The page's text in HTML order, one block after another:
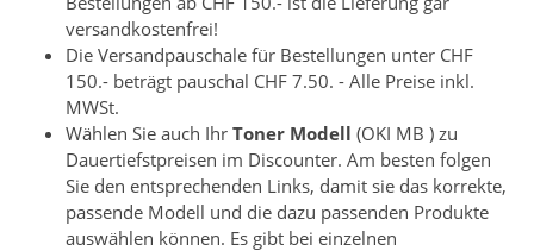
versandkostenfrei!
Die Versandpauschale für Bestellungen unter CHF
150.- beträgt pauschal CHF 7.50. - Alle Preise inkl.
MWSt.
Wählen Sie auch Ihr Toner Modell (OKI MB ) zu
Dauertiefstpreisen im Discounter. Am besten folgen
Sie den entsprechenden Links, damit sie das korrekte,
passende Modell und die dazu passenden Produkte
auswählen können. Es gibt bei einzelnen